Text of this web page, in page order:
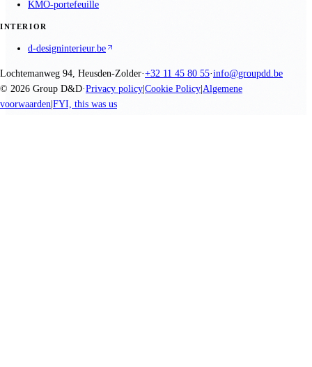
KMO-portefeuille
INTERIOR
d-designinterieur.be
Lochtemanweg 94, Heusden-Zolder·+32 11 45 80 55·info@groupdd.be
© 2026 Group D&D·Privacy policy Cookie Policy Algemene
voorwaarden FYI, this was us